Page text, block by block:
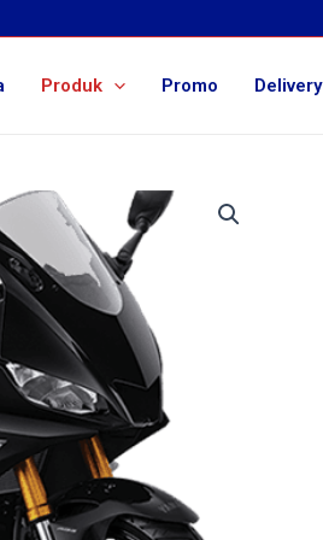
Produk Promo Delivery